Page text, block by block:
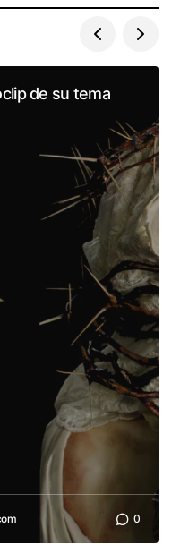
de su tema
0